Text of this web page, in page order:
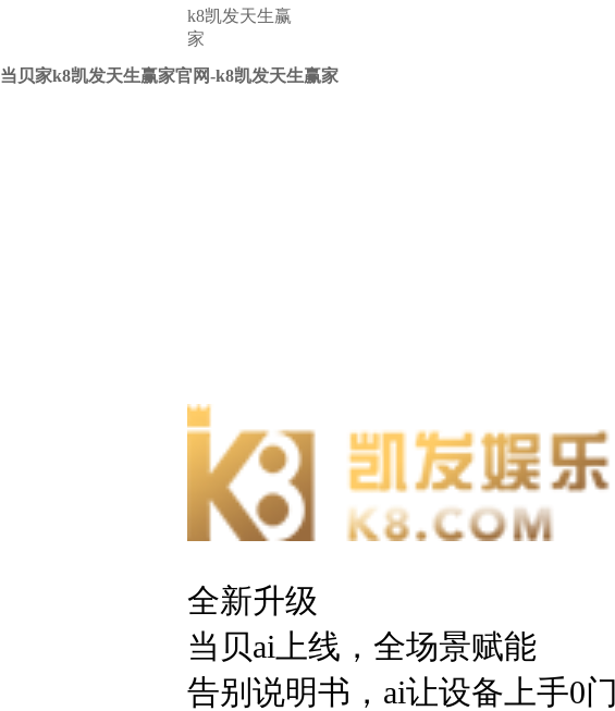
当贝家k8凯发天生赢家官网-k8凯发天生赢家
k8凯发天生赢
家
全新升级
当贝ai上线，全场景赋能
告别说明书，ai让设备上手0